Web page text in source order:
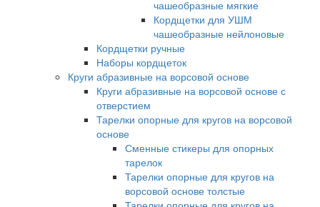
чашеобразные мягкие
Кордщетки для УШМ
чашеобразные нейлоновые
Кордщетки ручные
Наборы кордщеток
Круги абразивные на ворсовой основе
Круги абразивные на ворсовой основе с
отверстием
Тарелки опорные для кругов на ворсовой
основе
Сменные стикеры для опорных
тарелок
Тарелки опорные для кругов на
ворсовой основе толстые